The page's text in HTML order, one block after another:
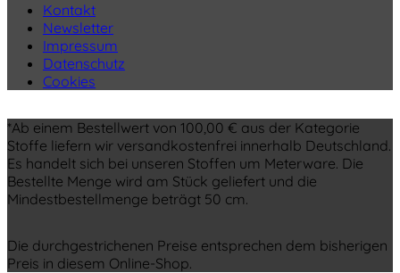
Kontakt
Newsletter
Impressum
Datenschutz
Cookies
*Ab einem Bestellwert von 100,00 € aus der Kategorie
Stoffe liefern wir versandkostenfrei innerhalb Deutschland.
Es handelt sich bei unseren Stoffen um Meterware. Die
Bestellte Menge wird am Stück geliefert und die
Mindestbestellmenge beträgt 50 cm.
Die durchgestrichenen Preise entsprechen dem bisherigen
Preis in diesem Online-Shop.